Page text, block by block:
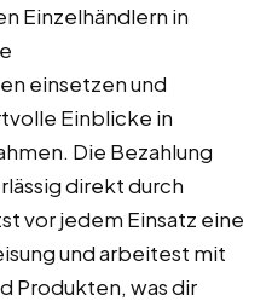
Einzelhändlern in
einsetzen und
Einblicke in
Die Bezahlung
direkt durch
vor jedem Einsatz eine
und arbeitest mit
Produkten, was dir